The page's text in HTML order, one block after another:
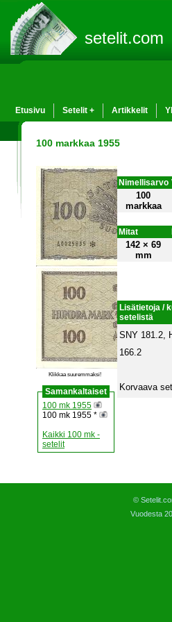
setelit.com
Etusivu Setelit + Artikkelit
100 markkaa 1955
Klikkaa suuremmaksi!
Samankaltaiset
100 mk 1955
100 mk 1955 *
Kaikki 100 mk -
setelit
Nimellisarvo
100
markkaa
Mitat
142 × 69
mm
Lisätietoja /
setelistä
SNY 181.2,
166.2
Korvaava
©
Vuodesta